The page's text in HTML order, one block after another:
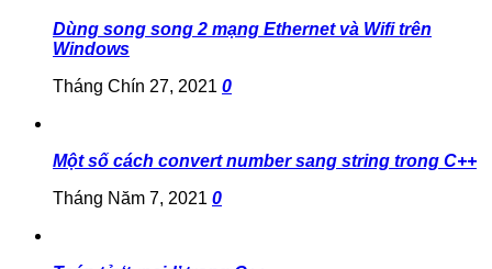
Dùng song song 2 mạng Ethernet và Wifi trên
Windows
Tháng Chín 27, 2021 0
Một số cách convert number sang string trong C++
Tháng Năm 7, 2021 0